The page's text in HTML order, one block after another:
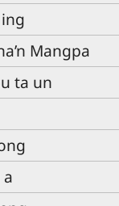
Mangpa
ta un